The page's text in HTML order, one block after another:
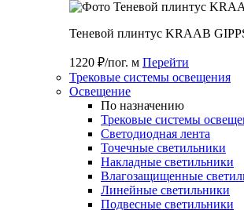
Теневой плинтус KRAAB
1220 ₽/пог. м Перейти
Трековые системы освещения
Освещение
По назначению
Трековые системы
Светодиодная лента
Точечные светильники
Накладные светильники
Влагозащищенные
Линейные светильники
Подвесные светильники